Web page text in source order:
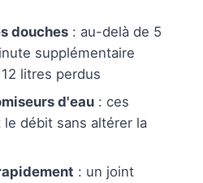
douches : au-delà de 5
supplémentaire
litres perdus
d'eau : ces
débit sans altérer la
: un joint